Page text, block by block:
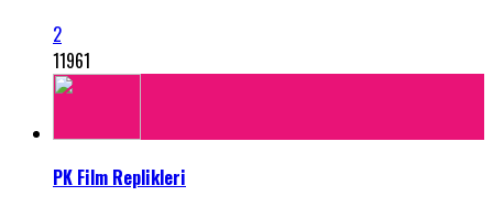
2
11961
PK Film Replikleri